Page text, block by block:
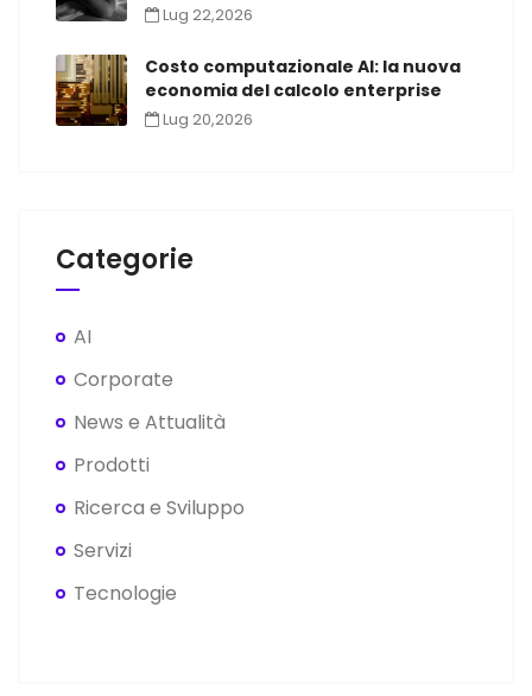
Lug 22,2026
Costo computazionale AI: la nuova
economia del calcolo enterprise
Lug 20,2026
Categorie
AI
Corporate
News e Attualità
Prodotti
Ricerca e Sviluppo
Servizi
Tecnologie